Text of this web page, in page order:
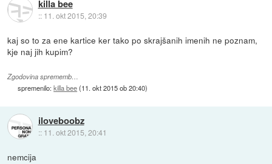
killa bee
:: 11. okt 2015, 20:39
kaj so to za ene kartice ker tako po skrajšanih imenih ne poznam,
kje naj jih kupim?
Zgodovina sprememb…
spremenilo:killa bee(11. okt 2015 ob 20:40)
iloveboobz
:: 11. okt 2015, 20:41
nemcija